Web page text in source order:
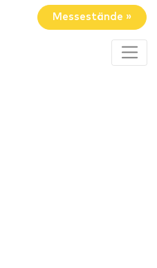
Messestände »